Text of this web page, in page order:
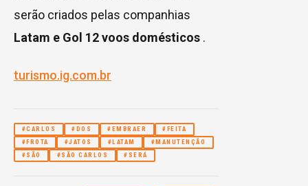
serão criados pelas companhias
Latam e Gol 12 voos domésticos .
turismo.ig.com.br
#CARLOS #DOS #EMBRAER
#FEITA
#FROTA
#JATOS #LATAM
#MANUTENÇÃO
#SÃO
#SÃO CARLOS #SERÁ